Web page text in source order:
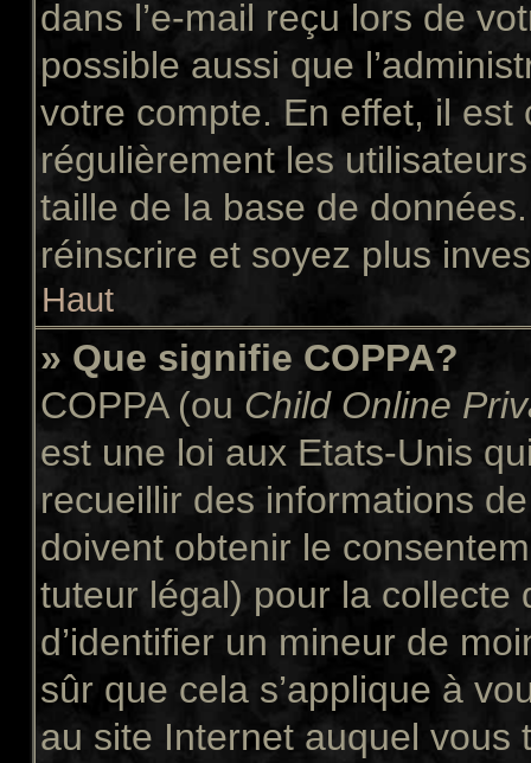
dans l’e-mail reçu lors de
possible aussi que
votre compte. En effet, il
régulièrement les
taille de la base de
réinscrire et soyez plus
Haut
» Que signifie COPPA?
COPPA (ou Child Online
est une loi aux Etats-Unis
recueillir des informations
doivent obtenir le
tuteur légal) pour la collecte
d’identifier un mineur de
sûr que cela s’applique à
au site Internet auquel vous